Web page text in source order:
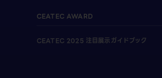
CEATEC AWARD
CEATEC 2025 注目展示ガイドブック